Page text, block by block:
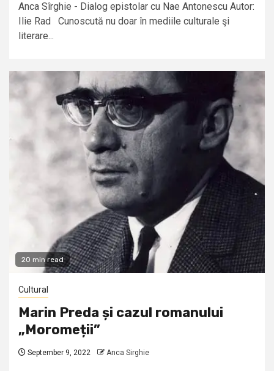
Anca Sîrghie - Dialog epistolar cu Nae Antonescu Autor:
Ilie Rad Cunoscută nu doar în mediile culturale şi
literare...
20 min read
Cultural
Marin Preda și cazul romanului
„Moromeții”
September 9, 2022 Anca Sirghie